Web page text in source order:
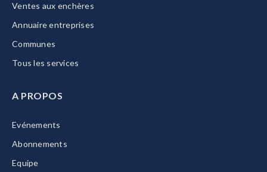
Ventes aux enchères
Annuaire entreprises
Communes
Tous les services
A PROPOS
Evénements
Abonnements
Equipe